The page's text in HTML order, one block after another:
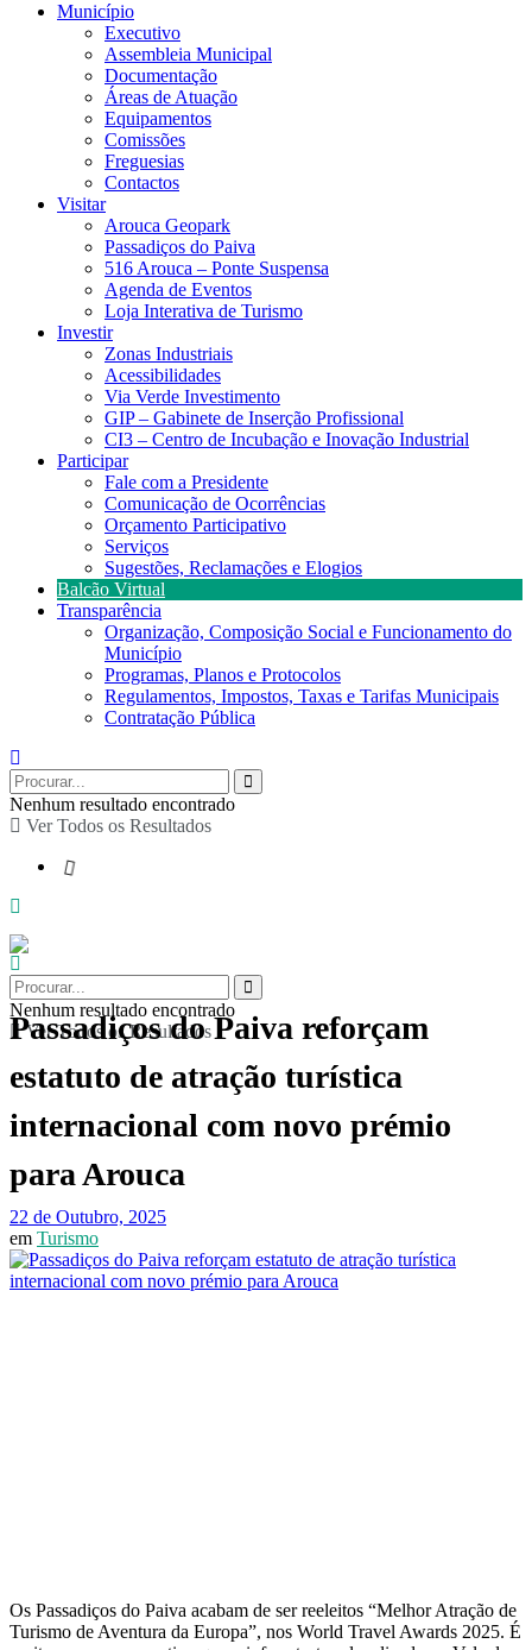
Município
Executivo
Assembleia Municipal
Documentação
Áreas de Atuação
Equipamentos
Comissões
Freguesias
Contactos
Visitar
Arouca Geopark
Passadiços do Paiva
516 Arouca – Ponte Suspensa
Agenda de Eventos
Loja Interativa de Turismo
Investir
Zonas Industriais
Acessibilidades
Via Verde Investimento
GIP – Gabinete de Inserção Profissional
CI3 – Centro de Incubação e Inovação Industrial
Participar
Fale com a Presidente
Comunicação de Ocorrências
Orçamento Participativo
Serviços
Sugestões, Reclamações e Elogios
Balcão Virtual
Transparência
Organização, Composição Social e Funcionamento do
Município
Programas, Planos e Protocolos
Regulamentos, Impostos, Taxas e Tarifas Municipais
Contratação Pública
Nenhum resultado encontrado
Ver Todos os Resultados
Nenhum resultado encontrado
Ver Todos os Resultados
Passadiços do Paiva reforçam
estatuto de atração turística
internacional com novo prémio
para Arouca
22 de Outubro, 2025
em Turismo
Os Passadiços do Paiva acabam de ser reeleitos “Melhor Atração de
Turismo de Aventura da Europa”, nos World Travel Awards 2025. É